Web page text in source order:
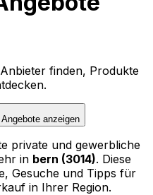
finden, Produkte
anzeigen
private und gewerbliche
in bern (3014). Diese
Gesuche und Tipps für
in Ihrer Region.